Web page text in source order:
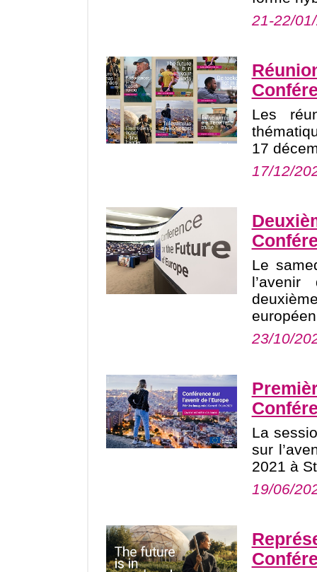
21-22/
Les
17
17/12/
Le
23/10/
La
sur
2021 à
19/06/